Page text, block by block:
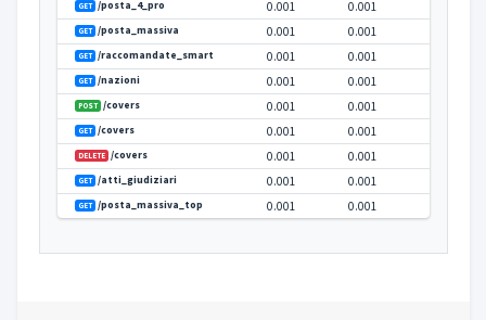
GET /tracking
POST /posta_4_pro
PATCH
POST
PATCH /posta_massiva
POST /raccomandate_smart
PATCH /raccomandate_smart